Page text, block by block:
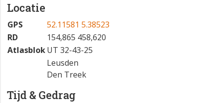
Locatie
GPS
52.11581 5.38523
RD
154,865 458,620
AtlasblokUT 32-43-25
Leusden
Den Treek
Tijd & Gedrag